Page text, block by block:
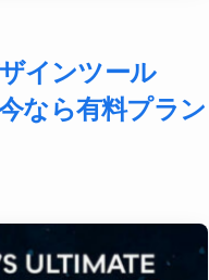
インツール
なら有料プラン